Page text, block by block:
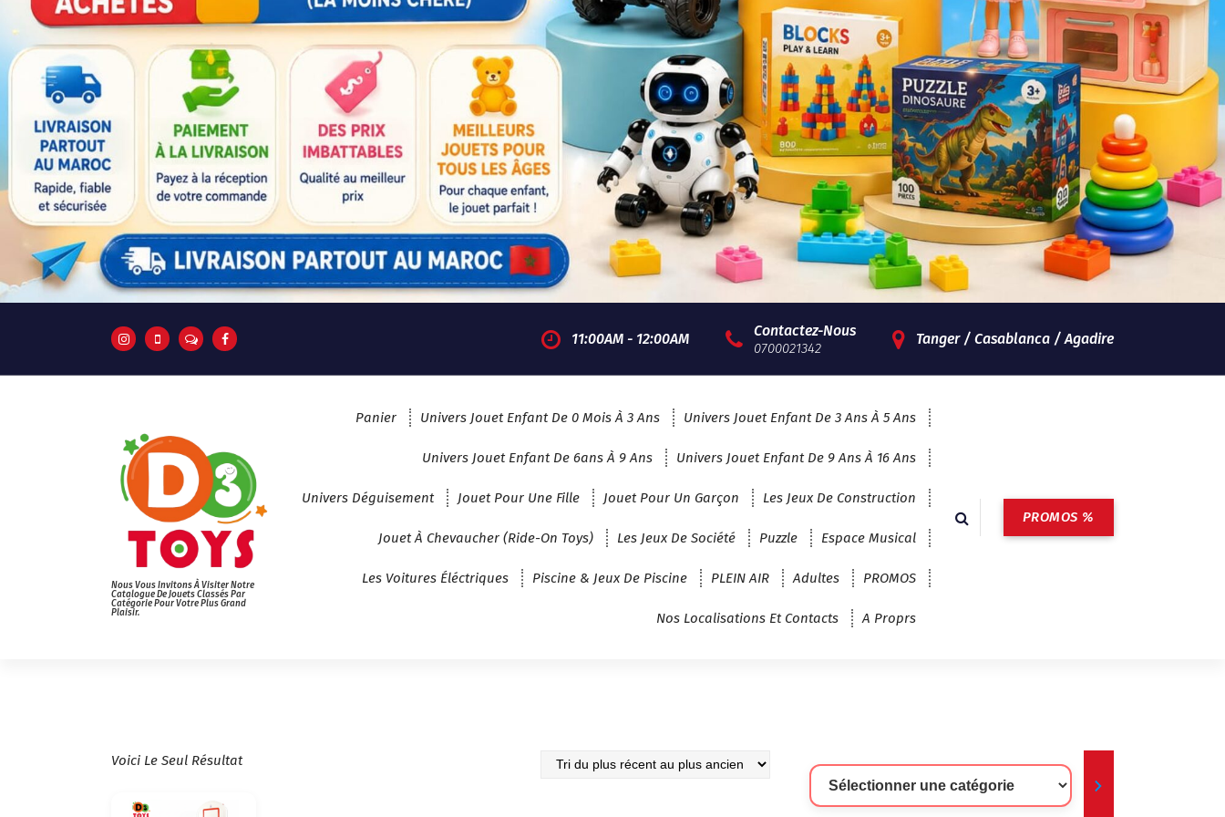
11:00AM - 12:00AM Contactez-Nous
0700021342
Tanger / Casablanca / Agadire
Nous Vous Invitons À Visiter Notre
Catalogue De Jouets Classés Par
Catégorie Pour Votre Plus Grand
Plaisir.
Panier Univers Jouet Enfant De 0 Mois À 3 Ans Univers Jouet Enfant De 3 Ans À 5 Ans
Univers Jouet Enfant De 6ans À 9 Ans Univers Jouet Enfant De 9 Ans À 16 Ans
Univers Déguisement Jouet Pour Une Fille Jouet Pour Un Garçon Les Jeux De Construction
Jouet À Chevaucher (Ride-On Toys) Les Jeux De Société Puzzle Espace Musical
Les Voitures Éléctriques Piscine & Jeux De Piscine PLEIN AIR Adultes PROMOS
Nos Localisations Et Contacts A Proprs
PROMOS %
Voici Le Seul Résultat
Sélectionner
Une